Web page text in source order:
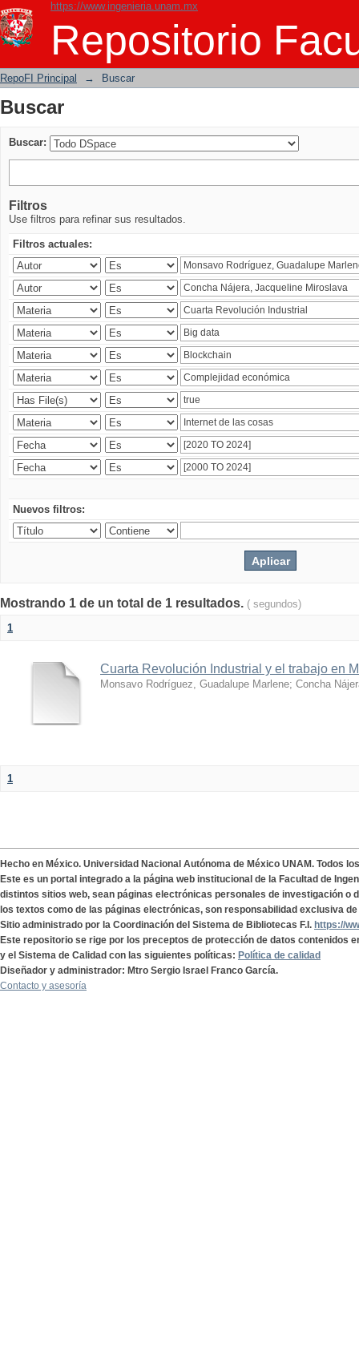
https://www.ingenieria.unam.mx
Repositorio
Buscar
RepoFI Principal → Buscar
Buscar
Buscar:
Filtros
Use filtros para refinar sus resultados.
Filtros actuales:
Nuevos filtros:
Mostrando 1 de un total de 1 resultados. ( segundos)
1
Cuarta Revolución Industrial y el trabajo en
Monsavo Rodríguez, Guadalupe Marlene; Concha
1
Hecho en México. Universidad Nacional Autónoma de México UNAM. Todos
Este es un portal integrado a la página web institucional de la Facultad de
distintos sitios web, sean páginas electrónicas personales de investigación o
los textos como de las páginas electrónicas, son responsabilidad exclusiva
Sitio administrado por la Coordinación del Sistema de Bibliotecas F.I. https://
Este repositorio se rige por los preceptos de protección de datos contenidos
y el Sistema de Calidad con las siguientes políticas: Política de calidad
Diseñador y administrador: Mtro Sergio Israel Franco García.
Contacto y asesoría